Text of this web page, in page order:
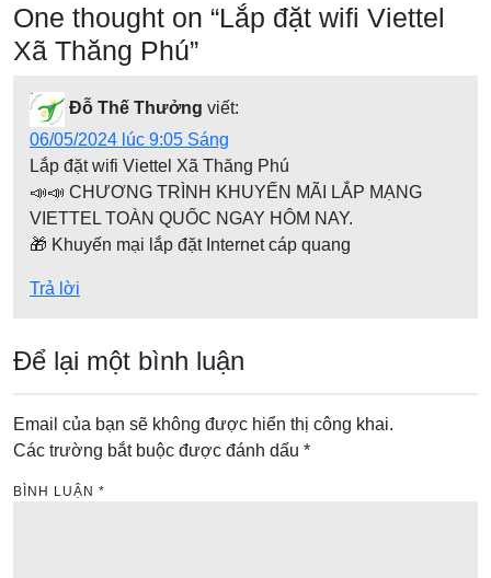
u
h
ư
i
t
One thought on “Lắp đặt wifi Viettel
Xã Thăng Phú”
Đỗ Thế Thưởng viết:
06/05/2024 lúc 9:05 Sáng
Lắp đặt wifi Viettel Xã Thăng Phú
📣📣 CHƯƠNG TRÌNH KHUYẾN MÃI LẮP MẠNG
VIETTEL TOÀN QUỐC NGAY HÔM NAY.
🎁 Khuyến mại lắp đặt Internet cáp quang
Trả lời
Để lại một bình luận
Email của bạn sẽ không được hiển thị công khai.
Các trường bắt buộc được đánh dấu *
BÌNH LUẬN *